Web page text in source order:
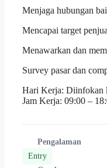
Menjaga hubungan
Mencapai target
Menawarkan dan
Survey pasar dan
Hari Kerja: Diinfokan
Jam Kerja: 09:00 –
Pengalaman
Entry